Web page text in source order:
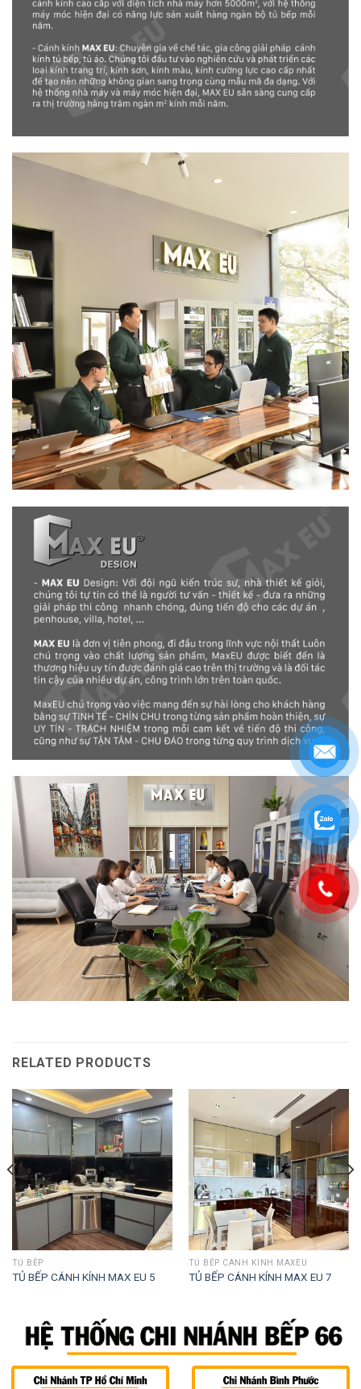
RELATED PRODUCTS
TỦ BẾP
TỦ BẾP CÁNH KÍNH MAX EU 5
TỦ BẾP CÁNH KÍNH MAXEU
TỦ BẾP CÁNH KÍNH MAX EU 7